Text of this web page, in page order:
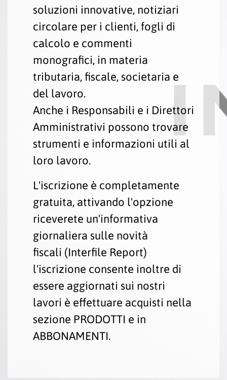
soluzioni innovative, notiziari
circolare per i clienti, fogli di
calcolo e commenti
monografici, in materia
tributaria, fiscale, societaria e
del lavoro.
Anche i Responsabili e i Direttori
Amministrativi possono trovare
strumenti e informazioni utili al
loro lavoro.
L'iscrizione è completamente
gratuita, attivando l'opzione
riceverete un'informativa
giornaliera sulle novità
fiscali (Interfile Report)
l'iscrizione consente inoltre di
essere aggiornati sui nostri
lavori è effettuare acquisti nella
sezione PRODOTTI e in
ABBONAMENTI.